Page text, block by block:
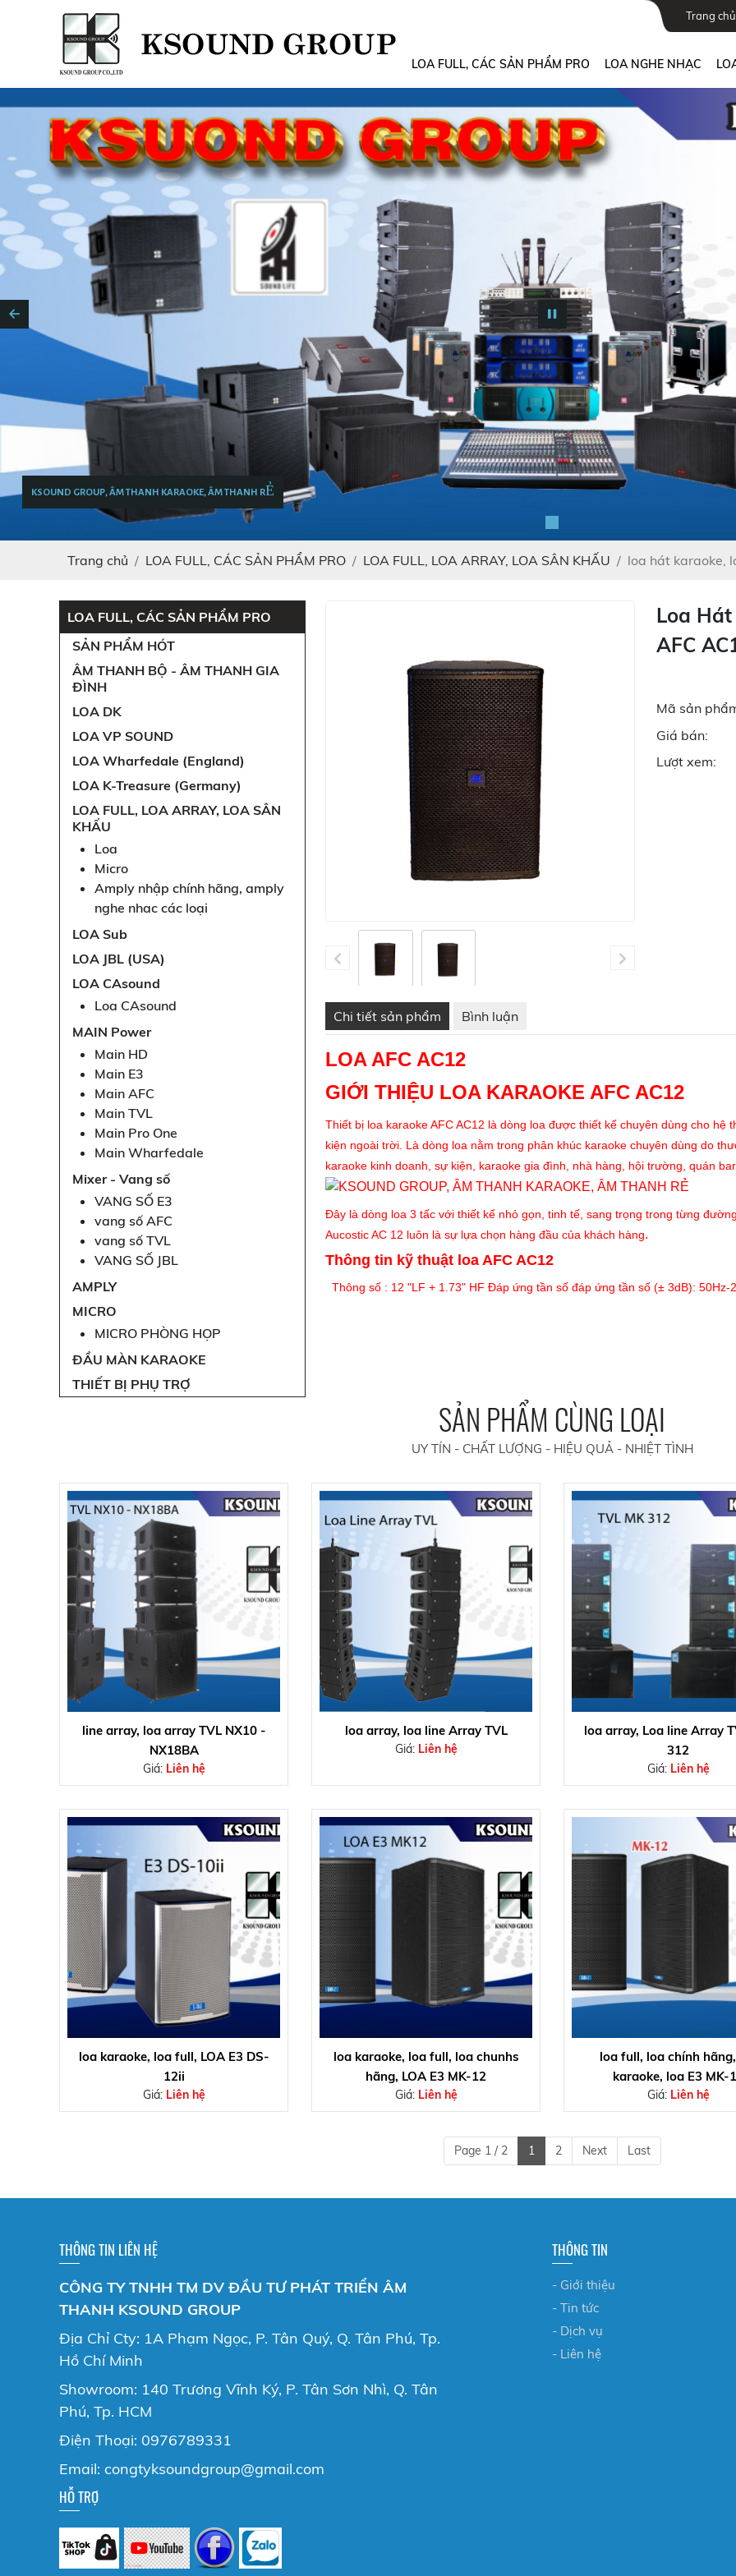
Trang chủ
LOA FULL, CÁC SẢN PHẨM PRO LOA NGHE NHẠC
KSOUND GROUP, ÂM THANH KARAOKE, ÂM THANH RẺ
Trang chủ LOA FULL, CÁC SẢN PHẨM PRO LOA FULL, LOA ARRAY, LOA SÂN KHẤU loa hát karaoke,
LOA FULL, CÁC SẢN PHẨM PRO
SẢN PHẨM HÓT
ÂM THANH BỘ - ÂM THANH GIA
ĐÌNH
LOA DK
LOA VP SOUND
LOA Wharfedale (England)
LOA K-Treasure (Germany)
LOA FULL, LOA ARRAY, LOA SÂN
KHẤU
Loa
Micro
Amply nhập chính hãng, amply
nghe nhac các loại
LOA Sub
LOA JBL (USA)
LOA CAsound
Loa CAsound
MAIN Power
Main HD
Main E3
Main AFC
Main TVL
Main Pro One
Main Wharfedale
Mixer - Vang số
VANG SỐ E3
vang số AFC
vang số TVL
VANG SỐ JBL
AMPLY
MICRO
MICRO PHÒNG HỌP
ĐẦU MÀN KARAOKE
THIẾT BỊ PHỤ TRỢ
Loa Hát
AFC
Mã sản
Giá bán:
Lượt xem:
Chi tiết sản phẩm Bình luận
LOA AFC AC12
GIỚI THIỆU LOA KARAOKE AFC AC12
Thiết bị loa karaoke AFC AC12 là dòng loa được thiết kế chuyên dùng cho
kiện ngoài trời. Là dòng loa nằm trong phân khúc karaoke chuyên dùng do
karaoke kinh doanh, sự kiện, karaoke gia đình, nhà hàng, hội trường, quán
Đây là dòng loa 3 tấc với thiết kế nhỏ gọn, tinh tế, sang trọng trong từng
Aucostic AC 12 luôn là sự lựa chọn hàng đầu của khách hàng.
Thông tin kỹ thuật loa AFC AC12
Thông số : 12 "LF + 1.73" HF Đáp ứng tần số đáp ứng tần số (± 3dB):
SẢN PHẨM CÙNG LOẠI
UY TÍN - CHẤT LƯỢNG - HIỆU QUẢ - NHIỆT TÌNH
line array, loa array TVL NX10 -
NX18BA
Giá: Liên hệ
loa array, loa line Array TVL
Giá: Liên hệ
loa array, Loa line Array
312
Giá: Liên hệ
loa karaoke, loa full, LOA E3 DS-
12ii
Giá: Liên hệ
loa karaoke, loa full, loa chunhs
hãng, LOA E3 MK-12
Giá: Liên hệ
loa full, loa chính
karaoke, loa E3 MK-
Giá: Liên hệ
Page 1 / 2 1 2 Next Last
THÔNG TIN LIÊN HỆ
CÔNG TY TNHH TM DV ĐẦU TƯ PHÁT TRIỂN ÂM
THANH KSOUND GROUP
Địa Chỉ Cty: 1A Phạm Ngọc, P. Tân Quý, Q. Tân Phú, Tp.
Hồ Chí Minh
Showroom: 140 Trương Vĩnh Ký, P. Tân Sơn Nhì, Q. Tân
Phú, Tp. HCM
Điện Thoại: 0976789331
Email: congtyksoundgroup@gmail.com
THÔNG TIN
- Giới thiệu
- Tin tức
- Dịch vụ
- Liên hệ
HỖ TRỢ